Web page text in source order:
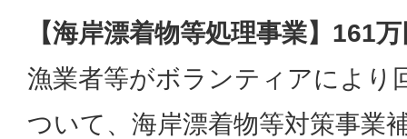
【海岸漂着物等処理事業】161
漁業者等がボランティアにより
ついて、海岸漂着物等対策事業